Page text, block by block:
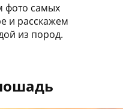
фото самых
и расскажем
из пород.